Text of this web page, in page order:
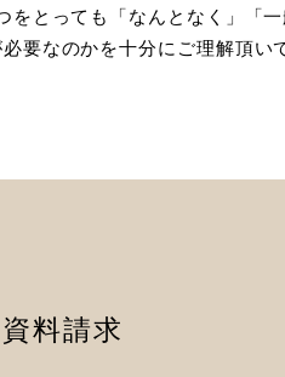
をとっても「なんとなく」「
必要なのかを十分にご理解頂い
料請求